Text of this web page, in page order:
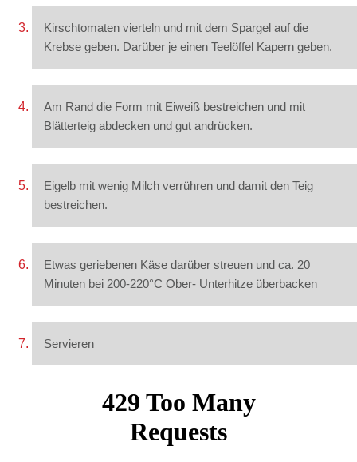
Kirschtomaten vierteln und mit dem Spargel auf die
Krebse geben. Darüber je einen Teelöffel Kapern geben.
Am Rand die Form mit Eiweiß bestreichen und mit
Blätterteig abdecken und gut andrücken.
Eigelb mit wenig Milch verrühren und damit den Teig
bestreichen.
Etwas geriebenen Käse darüber streuen und ca. 20
Minuten bei 200-220°C Ober- Unterhitze überbacken
Servieren